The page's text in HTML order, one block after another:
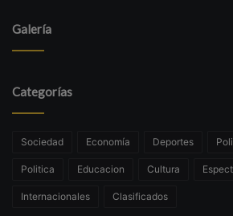
Galería
Categorías
Sociedad Economía Deportes
Politica Educacion Cultura
Internacionales Clasificados